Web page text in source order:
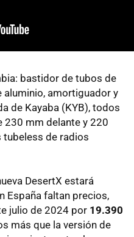
bastidor de tubos de
aluminio, amortiguador y
de Kayaba (KYB), todos
230 mm delante y 220
de radios
DesertX estará
España faltan precios,
julio de 2024 por 19.390
más que la versión de